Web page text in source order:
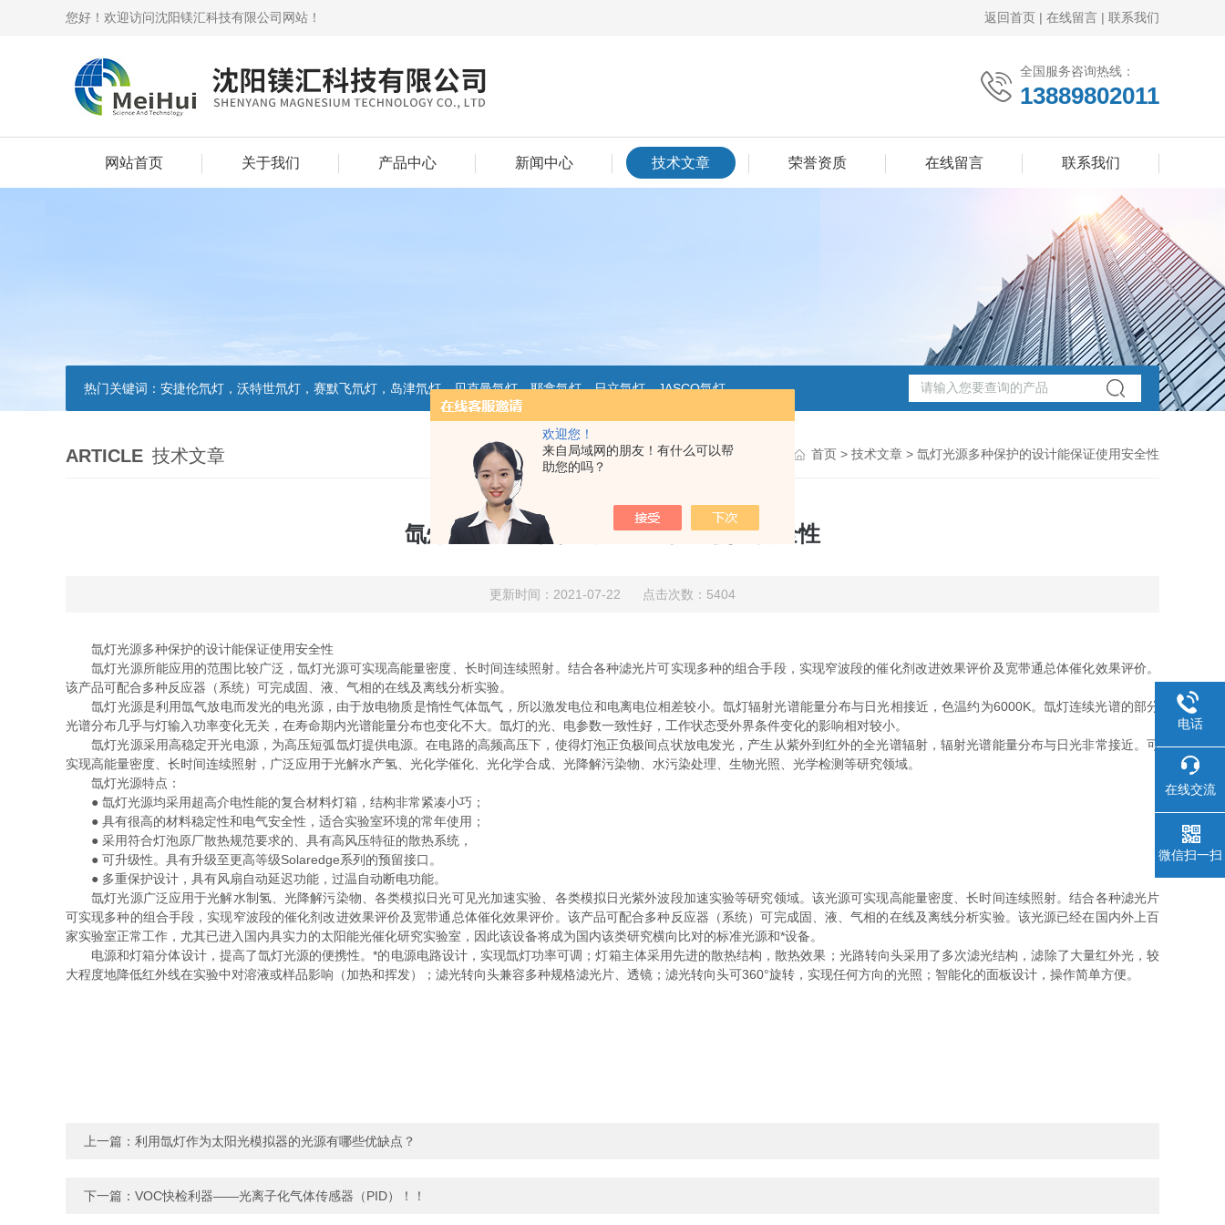
欢迎您！
来自局域网的朋友！有什么可以帮
助您的吗？
您好！欢迎访问沈阳镁汇科技有限公司网站！ 返回首页 | 在线留言 | 联系我们
全国服务咨询热线：
13889802011
网站首页 关于我们 产品中心 新闻中心 技术文章 荣誉资质 在线留言 联系我们
热门关键词： 安捷伦氘灯，沃特世氘灯，赛默飞氘灯，岛津氘灯，贝克曼氘灯，耶拿氘灯，日立氘灯，JASCO氘灯
ARTICLE 技术文章 首页 > 技术文章 > 氙灯光源多种保护的设计能保证使用安全性
氙灯光源多种保护的设计能保证使用安全性
更新时间：2021-07-22 点击次数：5404
氙灯光源多种保护的设计能保证使用安全性
氙灯光源所能应用的范围比较广泛，氙灯光源可实现高能量密度、长时间连续照射。结合各种滤光片可实现多种的组合手段，实现窄波段的催化剂改进效果评价及宽带通总体催化效果评价。
该产品可配合多种反应器（系统）可完成固、液、气相的在线及离线分析实验。
氙灯光源是利用氙气放电而发光的电光源，由于放电物质是惰性气体氙气，所以激发电位和电离电位相差较小。氙灯辐射光谱能量分布与日光相接近，色温约为6000K。氙灯连续光谱的部分
光谱分布几乎与灯输入功率变化无关，在寿命期内光谱能量分布也变化不大。氙灯的光、电参数一致性好，工作状态受外界条件变化的影响相对较小。
氙灯光源采用高稳定开光电源，为高压短弧氙灯提供电源。在电路的高频高压下，使得灯泡正负极间点状放电发光，产生从紫外到红外的全光谱辐射，辐射光谱能量分布与日光非常接近。可
实现高能量密度、长时间连续照射，广泛应用于光解水产氢、光化学催化、光化学合成、光降解污染物、水污染处理、生物光照、光学检测等研究领域。
氙灯光源特点：
● 氙灯光源均采用超高介电性能的复合材料灯箱，结构非常紧凑小巧；
● 具有很高的材料稳定性和电气安全性，适合实验室环境的常年使用；
● 采用符合灯泡原厂散热规范要求的、具有高风压特征的散热系统，
● 可升级性。具有升级至更高等级Solaredge系列的预留接口。
● 多重保护设计，具有风扇自动延迟功能，过温自动断电功能。
氙灯光源广泛应用于光解水制氢、光降解污染物、各类模拟日光可见光加速实验、各类模拟日光紫外波段加速实验等研究领域。该光源可实现高能量密度、长时间连续照射。结合各种滤光片
可实现多种的组合手段，实现窄波段的催化剂改进效果评价及宽带通总体催化效果评价。该产品可配合多种反应器（系统）可完成固、液、气相的在线及离线分析实验。该光源已经在国内外上百
家实验室正常工作，尤其已进入国内具实力的太阳能光催化研究实验室，因此该设备将成为国内该类研究横向比对的标准光源和*设备。
电源和灯箱分体设计，提高了氙灯光源的便携性。*的电源电路设计，实现氙灯功率可调；灯箱主体采用先进的散热结构，散热效果；光路转向头采用了多次滤光结构，滤除了大量红外光，较
大程度地降低红外线在实验中对溶液或样品影响（加热和挥发）；滤光转向头兼容多种规格滤光片、透镜；滤光转向头可360°旋转，实现任何方向的光照；智能化的面板设计，操作简单方便。
上一篇： 利用氙灯作为太阳光模拟器的光源有哪些优缺点？
下一篇： VOC快检利器——光离子化气体传感器（PID）！！
电话
在线交流
微信扫一扫